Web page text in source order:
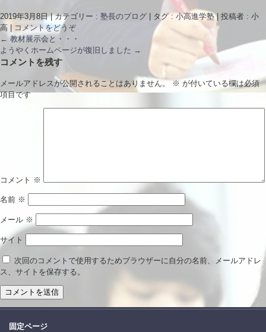
2019年3月8日 |カテゴリー : 塾長のブログ タグ : 小高進学塾 | 投稿者 : 小
高
コメントをどうぞ
← 教材展示会と・・・
ようやくホームページが復旧しました →
コメントを残す
メールアドレスが公開されることはありません。 ※ が付いている欄は必須
項目です
コメント ※
名前 ※
メール ※
サイト
次回のコメントで使用するためブラウザーに自分の名前、メールアドレ
ス、サイトを保存する。
固定ページ